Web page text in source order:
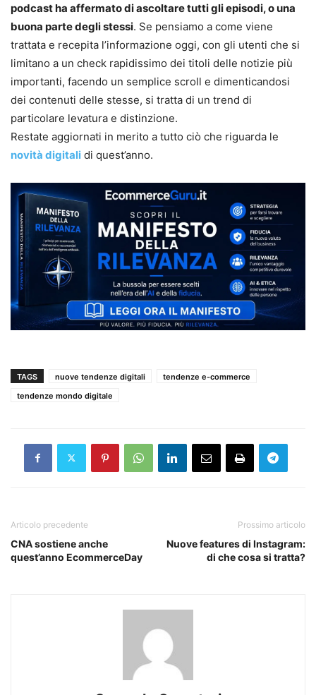
podcast ha affermato di ascoltare tutti gli episodi, o una
buona parte degli stessi. Se pensiamo a come viene
trattata e recepita l’informazione oggi, con gli utenti che si
limitano a un check rapidissimo dei titoli delle notizie più
importanti, facendo un semplice scroll e dimenticandosi
dei contenuti delle stesse, si tratta di un trend di
particolare levatura e distinzione.
Restate aggiornati in merito a tutto ciò che riguarda le
novità digitali di quest’anno.
TAGS nuove tendenze digitali
tendenze e-commerce
tendenze mondo digitale
Articolo precedente
CNA sostiene anche
quest’anno EcommerceDay
Prossimo articolo
Nuove features di Instagram:
di che cosa si tratta?